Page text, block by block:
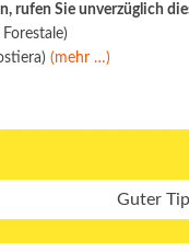
rufen Sie unverzüglich
(mehr …)